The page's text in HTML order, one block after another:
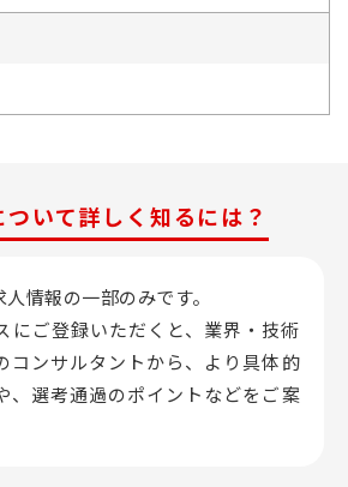
いて詳しく知るには？
情報の一部のみです。
にご登録いただくと、業界・技術
コンサルタントから、 より具体的
、選考通過のポイントなどをご案